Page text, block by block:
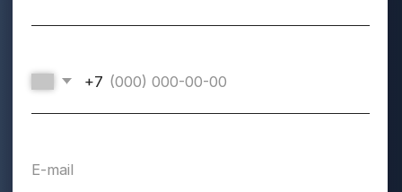
Ознакомьтесь с реальными отзывами на Авито –
организовать монтаж и обеспечить полный сервис на
клиенту и гордимся тем, что наши заказчики
отмечают оперативность, надёжность и высокое